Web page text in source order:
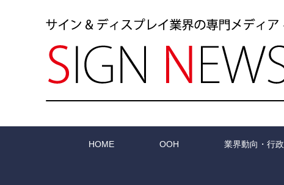
HOME OOH 業界動向・行政